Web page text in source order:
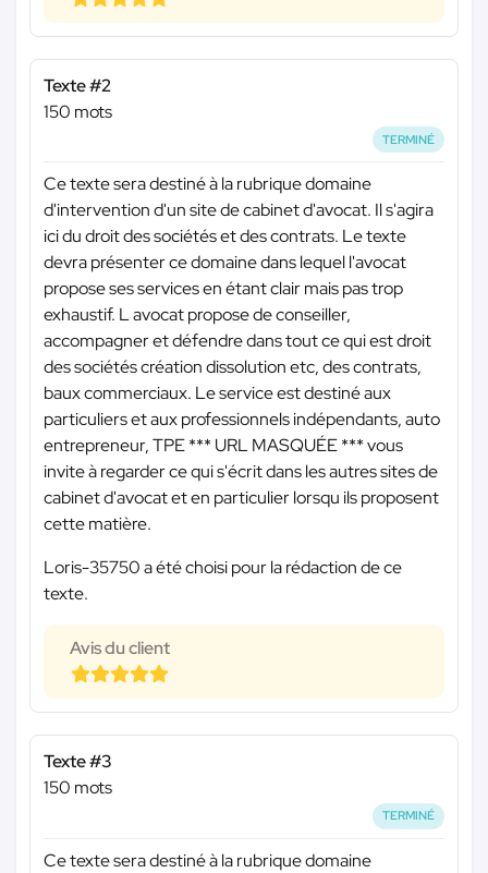
Texte #2
150 mots
TERMINÉ
Ce texte sera destiné à la rubrique domaine
d'intervention d'un site de cabinet d'avocat. Il s'agira
ici du droit des sociétés et des contrats. Le texte
devra présenter ce domaine dans lequel l'avocat
propose ses services en étant clair mais pas trop
exhaustif. L avocat propose de conseiller,
accompagner et défendre dans tout ce qui est droit
des sociétés création dissolution etc, des contrats,
baux commerciaux. Le service est destiné aux
particuliers et aux professionnels indépendants, auto
entrepreneur, TPE*** URL MASQUÉE ***vous
invite à regarder ce qui s'écrit dans les autres sites de
cabinet d'avocat et en particulier lorsqu ils proposent
cette matière.
Loris-35750 a été choisi pour la rédaction de ce
texte.
Avis du client
Texte #3
150 mots
TERMINÉ
Ce texte sera destiné à la rubrique domaine